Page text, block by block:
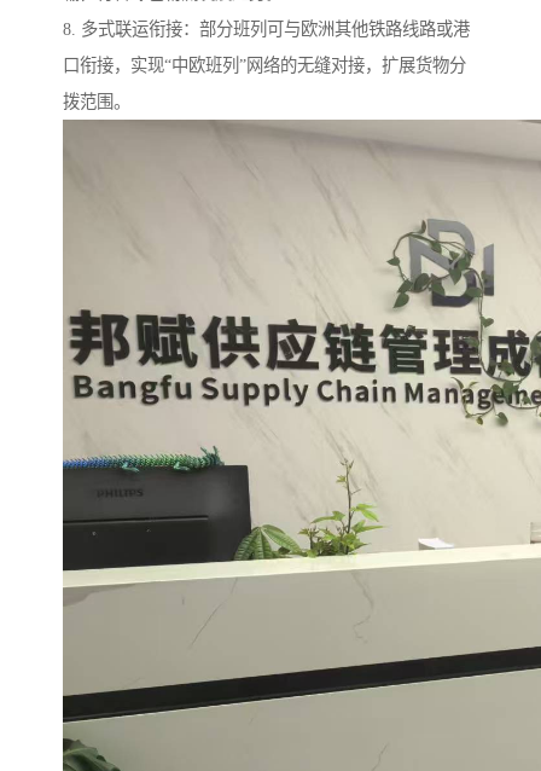
8. 多式联运衔接：部分班列可与欧洲其他铁路线路或港
口衔接，实现“中欧班列”网络的无缝对接，扩展货物分
拨范围。